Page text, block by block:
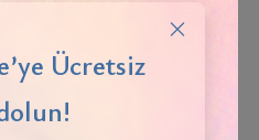
oyuncakların
süreçlerinde nasıl
Ücretsiz